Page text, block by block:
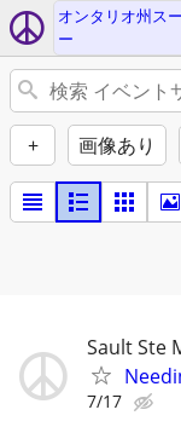
オンタリオ州ス
ー
+ 画像あり
Sault Ste
7/17